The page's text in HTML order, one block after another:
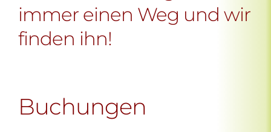
immer einen Weg und wir
finden ihn!
Buchungen